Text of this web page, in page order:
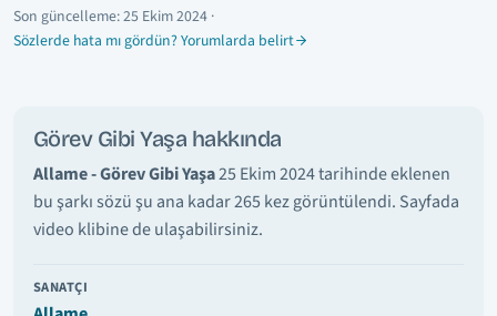
Son güncelleme:25 Ekim 2024 ·
Sözlerde hata mı gördün? Yorumlarda belirt
Görev Gibi Yaşa hakkında
Allame - Görev Gibi Yaşa25 Ekim 2024 tarihinde eklenen
bu şarkı sözü şu ana kadar 265 kez görüntülendi. Sayfada
video klibine de ulaşabilirsiniz.
SANATÇI